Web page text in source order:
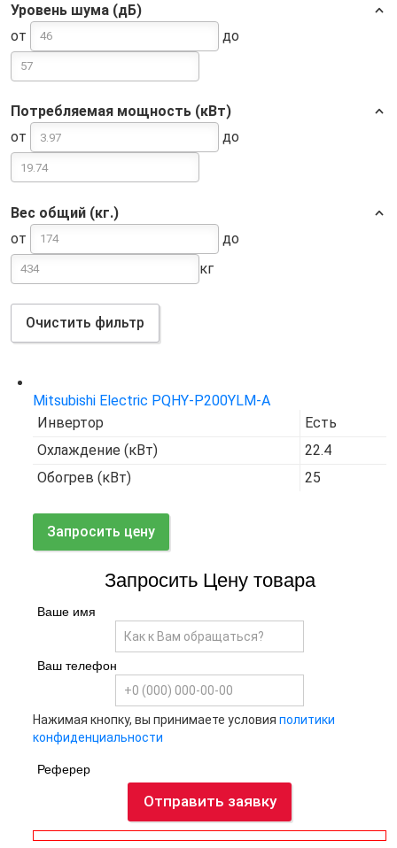
Уровень шума (дБ)
от
до
Потребляемая мощность (кВт)
от
до
Вес общий (кг.)
от
до
кг
Очистить фильтр
Mitsubishi Electric PQHY-P200YLM-A
Инвертор
Есть
Охлаждение (кВт)
22.4
Обогрев (кВт)
25
Запросить цену
Запросить Цену товара
Ваше имя
Ваш телефон
Нажимая кнопку, вы принимаете условия политики
конфиденциальности
Реферер
Отправить заявку